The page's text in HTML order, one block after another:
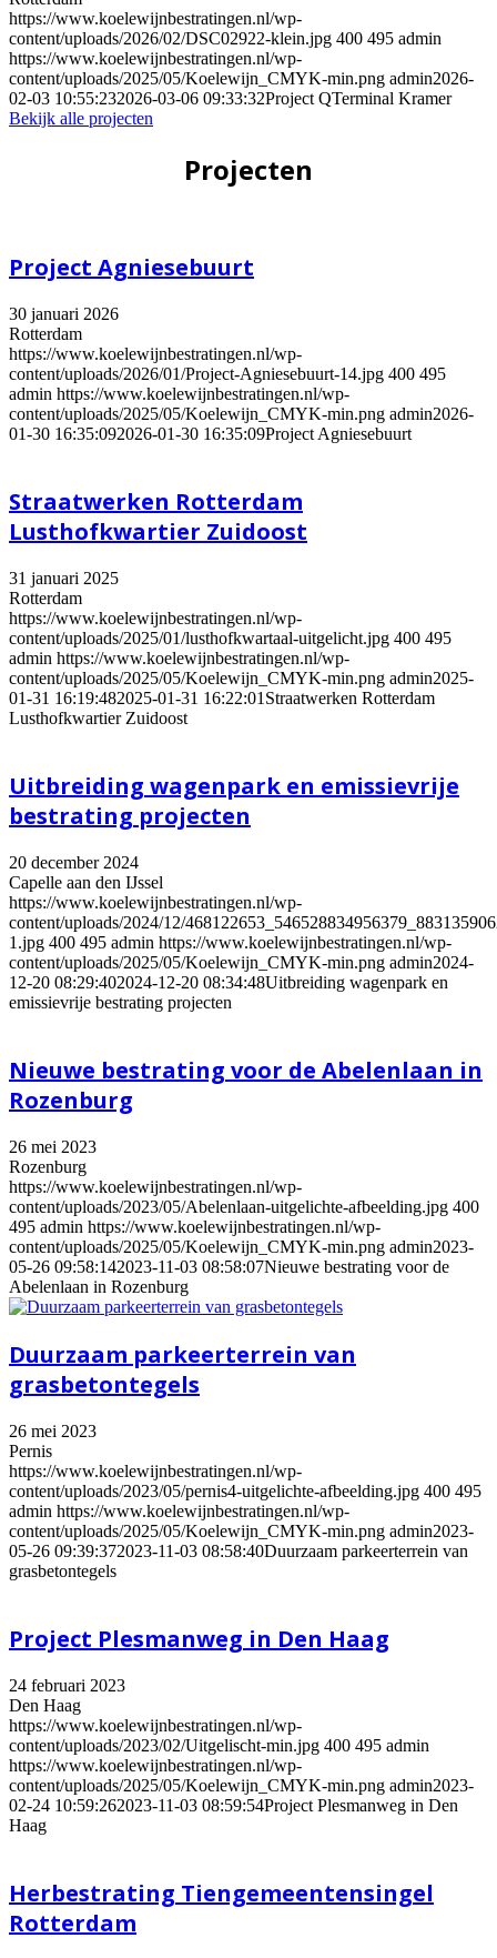
https://www.koelewijnbestratingen.nl/wp-
content/uploads/2026/02/DSC02922-klein.jpg 400 495 admin
https://www.koelewijnbestratingen.nl/wp-
content/uploads/2025/05/Koelewijn_CMYK-min.png admin2026-
02-03 10:55:232026-03-06 09:33:32Project QTerminal Kramer
Bekijk alle projecten
Projecten
Project Agniesebuurt
30 januari 2026
Rotterdam
https://www.koelewijnbestratingen.nl/wp-
content/uploads/2026/01/Project-Agniesebuurt-14.jpg 400 495
admin https://www.koelewijnbestratingen.nl/wp-
content/uploads/2025/05/Koelewijn_CMYK-min.png admin2026-
01-30 16:35:092026-01-30 16:35:09Project Agniesebuurt
Straatwerken Rotterdam
Lusthofkwartier Zuidoost
31 januari 2025
Rotterdam
https://www.koelewijnbestratingen.nl/wp-
content/uploads/2025/01/lusthofkwartaal-uitgelicht.jpg 400 495
admin https://www.koelewijnbestratingen.nl/wp-
content/uploads/2025/05/Koelewijn_CMYK-min.png admin2025-
01-31 16:19:482025-01-31 16:22:01 Straatwerken Rotterdam
Lusthofkwartier Zuidoost
Uitbreiding wagenpark en emissievrije
bestrating projecten
20 december 2024
Capelle aan den IJssel
https://www.koelewijnbestratingen.nl/wp-
content/uploads/2024/12/
1.jpg 400 495 admin https://www.koelewijnbestratingen.nl/wp-
content/uploads/2025/05/Koelewijn_CMYK-min.png admin2024-
12-20 08:29:402024-12-20 08:34:48Uitbreiding wagenpark en
emissievrije bestrating projecten
Nieuwe bestrating voor de Abelenlaan in
Rozenburg
26 mei 2023
Rozenburg
https://www.koelewijnbestratingen.nl/wp-
content/uploads/2023/05/Abelenlaan-uitgelichte-afbeelding.jpg 400
495 admin https://www.koelewijnbestratingen.nl/wp-
content/uploads/2025/05/Koelewijn_CMYK-min.png admin2023-
05-26 09:58:142023-11-03 08:58:07Nieuwe bestrating voor de
Abelenlaan in Rozenburg
Duurzaam parkeerterrein van
grasbetontegels
26 mei 2023
Pernis
https://www.koelewijnbestratingen.nl/wp-
content/uploads/2023/05/pernis4-uitgelichte-afbeelding.jpg 400 495
admin https://www.koelewijnbestratingen.nl/wp-
content/uploads/2025/05/Koelewijn_CMYK-min.png admin2023-
05-26 09:39:372023-11-03 08:58:40Duurzaam parkeerterrein van
grasbetontegels
Project Plesmanweg in Den Haag
24 februari 2023
Den Haag
https://www.koelewijnbestratingen.nl/wp-
content/uploads/2023/02/Uitgelischt-min.jpg 400 495 admin
https://www.koelewijnbestratingen.nl/wp-
content/uploads/2025/05/Koelewijn_CMYK-min.png admin2023-
02-24 10:59:262023-11-03 08:59:54Project Plesmanweg in Den
Haag
Herbestrating Tiengemeentensingel
Rotterdam